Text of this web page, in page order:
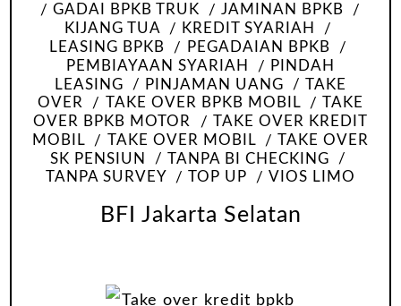
GADAI BPKB TRUK
JAMINAN BPKB
KIJANG TUA
KREDIT SYARIAH
LEASING BPKB
PEGADAIAN BPKB
PEMBIAYAAN SYARIAH
PINDAH
LEASING
PINJAMAN UANG
TAKE
OVER
TAKE OVER BPKB MOBIL
TAKE
OVER BPKB MOTOR
TAKE OVER KREDIT
MOBIL
TAKE OVER MOBIL
TAKE OVER
SK PENSIUN
TANPA BI CHECKING
TANPA SURVEY
TOP UP VIOS LIMO
BFI Jakarta Selatan